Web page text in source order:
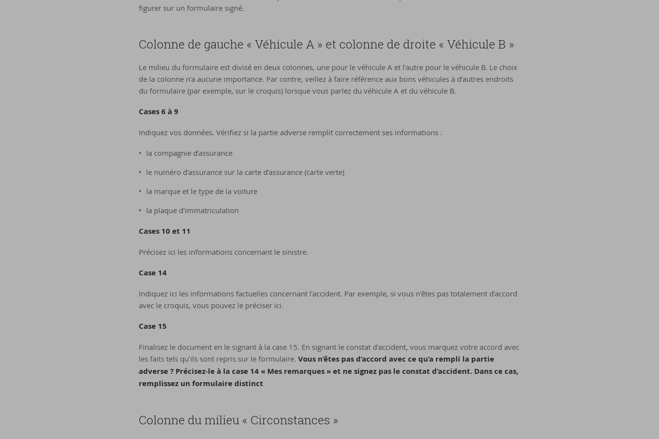
figurer sur un formulaire signé.
Colonne de gauche « Véhicule A » et colonne de droite « Véhicule B »
Le milieu du formulaire est divisé en deux colonnes, une pour le véhicule A et l’autre pour le véhicule B. Le choix
de la colonne n’a aucune importance. Par contre, veillez à faire référence aux bons véhicules à d’autres endroits
du formulaire (par exemple, sur le croquis) lorsque vous parlez du véhicule A et du véhicule B.
Cases 6 à 9
Indiquez vos données. Vérifiez si la partie adverse remplit correctement ses informations :
la compagnie d’assurance
le numéro d’assurance sur la carte d’assurance (carte verte)
la marque et le type de la voiture
la plaque d’immatriculation​
Cases 10 et 11
Précisez ici les informations concernant le sinistre.
Case 14
Indiquez ici les informations factuelles concernant l’accident. Par exemple, si vous n’êtes pas totalement d’accord
avec le croquis, vous pouvez le préciser ici.
Case 15
Finalisez le document en le signant à la case 15. En signant le constat d’accident, vous marquez votre accord avec
les faits tels qu’ils sont repris sur le formulaire. Vous n’êtes pas d’accord avec ce qu’a rempli la partie
adverse ? Précisez-le à la case 14 « Mes remarques » et ne signez pas le constat d’accident. Dans ce cas,
remplissez un formulaire distinct
Colonne du milieu « Circonstances »